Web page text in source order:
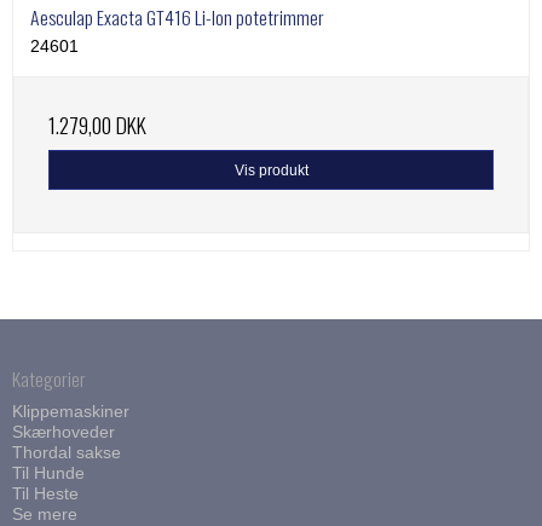
Aesculap Exacta GT416 Li-Ion potetrimmer
24601
1.279,00 DKK
Vis produkt
Kategorier
Klippemaskiner
Skærhoveder
Thordal sakse
Til Hunde
Til Heste
Se mere